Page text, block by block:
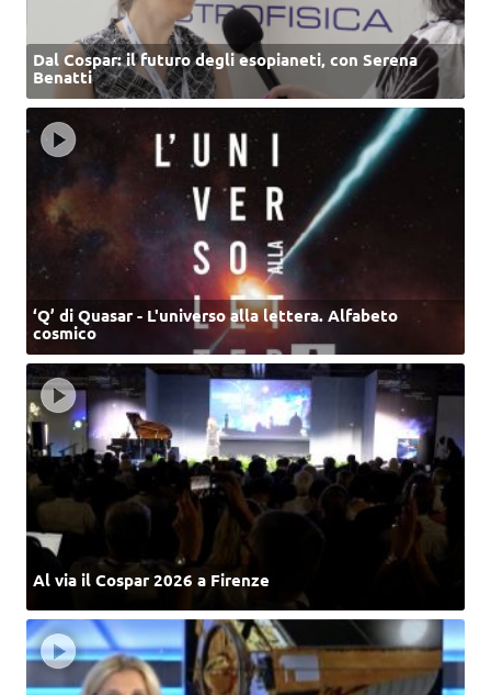
Dal Cospar: il futuro degli esopianeti, con Serena
Benatti
‘Q’ di Quasar - L'universo alla lettera. Alfabeto
cosmico
Al via il Cospar 2026 a Firenze